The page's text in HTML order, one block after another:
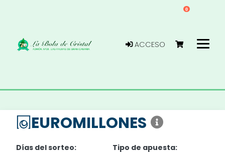
ACCESO
0
EUROMILLONES
Días del sorteo: Tipo de apuesta: